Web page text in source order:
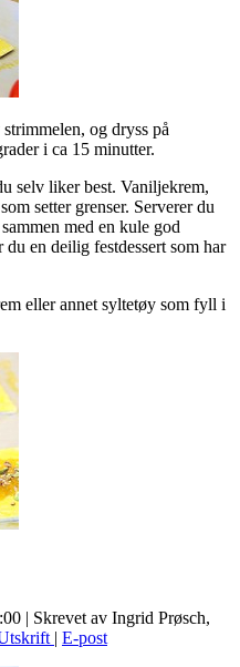
og dryss på
i ca 15 minutter.
selv liker best. Vaniljekrem,
setter grenser. Serverer du
med en kule god
en deilig festdessert som har
eller annet syltetøy som fyll i
| Skrevet av Ingrid Prøsch,
| E-post